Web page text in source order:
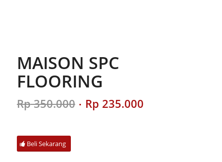
MAISON SPC
FLOORING
Rp350.000 Original
price
Rp 235.000Current
Beli Sekarang